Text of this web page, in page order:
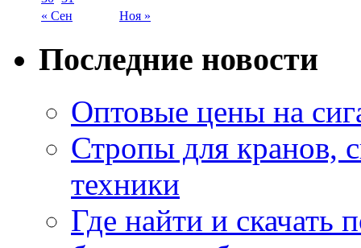
« Сен Ноя »
Последние новости
Оптовые цены на
Стропы для кранов,
техники
Где найти и